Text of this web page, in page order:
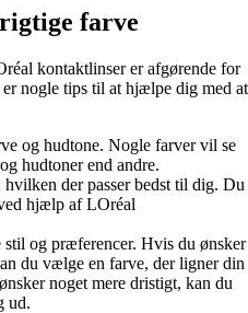
farve
kontaktlinser er afgørende for
er nogle tips til at hjælpe dig med at
og hudtone. Nogle farver vil se
hudtoner end andre.
der passer bedst til dig. Du
hjælp af LOréal
og præferencer. Hvis du ønsker
du vælge en farve, der ligner din
noget mere dristigt, kan du
ud.